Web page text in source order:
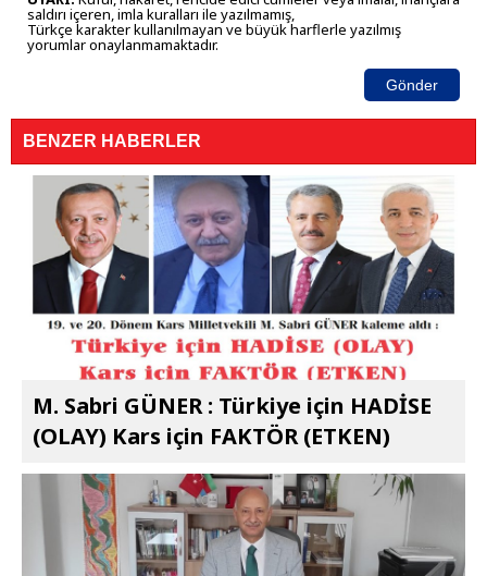
saldırı içeren, imla kuralları ile yazılmamış,
Türkçe karakter kullanılmayan ve büyük harflerle yazılmış
yorumlar onaylanmamaktadır.
Gönder
BENZER HABERLER
M. Sabri GÜNER : Türkiye için HADİSE
(OLAY) Kars için FAKTÖR (ETKEN)